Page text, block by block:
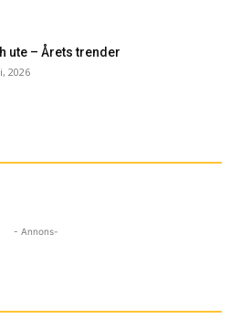
ute – Årets trender
2026
- Annons-